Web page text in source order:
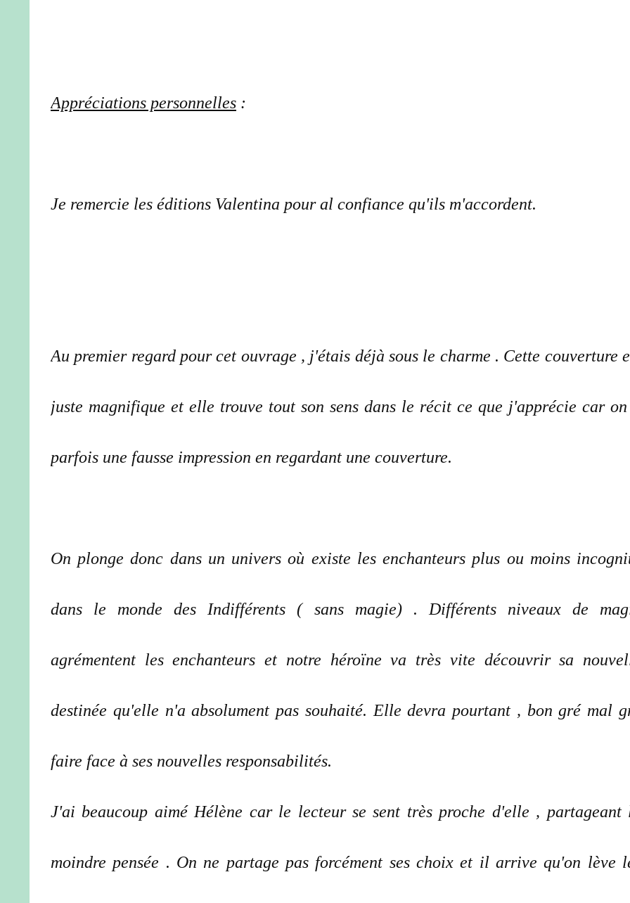
Appréciations personnelles :
Je remercie les éditions Valentina pour al confiance qu'ils m'accordent.
Au premier regard pour cet ouvrage , j'étais déjà sous le charme . Cette couverture
juste magnifique et elle trouve tout son sens dans le récit ce que j'apprécie car
parfois une fausse impression en regardant une couverture.
On plonge donc dans un univers où existe les enchanteurs plus ou moins
dans le monde des Indifférents ( sans magie) . Différents niveaux de
agrémentent les enchanteurs et notre héroïne va très vite découvrir sa
destinée qu'elle n'a absolument pas souhaité. Elle devra pourtant , bon gré mal
faire face à ses nouvelles responsabilités.
J'ai beaucoup aimé Hélène car le lecteur se sent très proche d'elle , partageant
moindre pensée . On ne partage pas forcément ses choix et il arrive qu'on lève